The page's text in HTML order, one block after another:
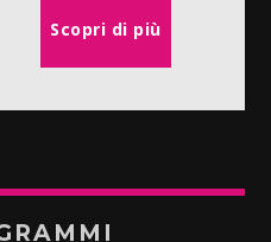
Scopri di più